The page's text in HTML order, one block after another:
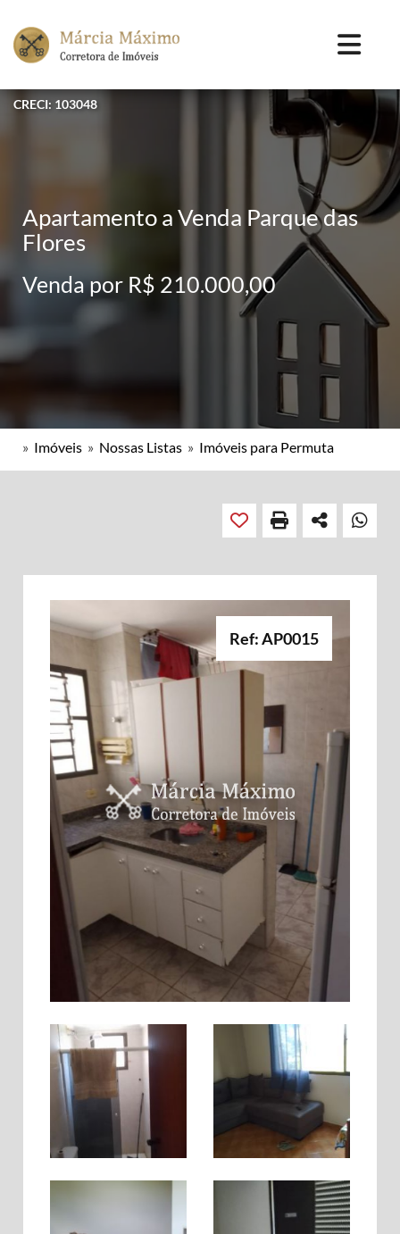
CRECI: 103048
Apartamento a Venda Parque das
Flores
Venda por R$ 210.000,00
» Imóveis » Nossas Listas » Imóveis para Permuta
Ref: AP0015